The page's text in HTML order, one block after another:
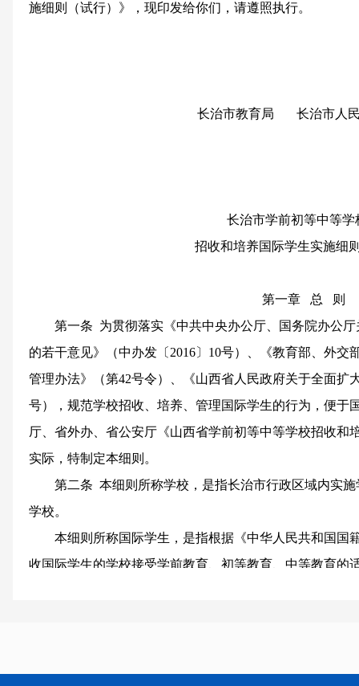
施细则（试行）》，现印发给你们，请遵照执行。
长治市教育局 长治市人
长治市学前初等中等
招收和培养国际学生实施细
第一章 总 则
第一条 为贯彻落实《中共中央办公厅、国务院办公厅
的若干意见》（中办发〔2016〕10号）、《教育部、外交
管理办法》（第42号令）、《山西省人民政府关于全面扩
号），规范学校招收、培养、管理国际学生的行为，便于
厅、省外办、省公安厅《山西省学前初等中等学校招收和
实际，特制定本细则。
第二条 本细则所称学校，是指长治市行政区域内实施
学校。
本细则所称国际学生，是指根据《中华人民共和国国
收国际学生的学校接受学前教育、初等教育、中等教育的